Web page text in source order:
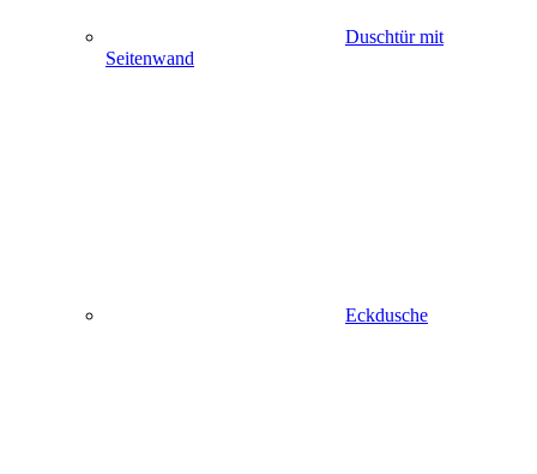
Duschtür mit
Seitenwand
Eckdusche